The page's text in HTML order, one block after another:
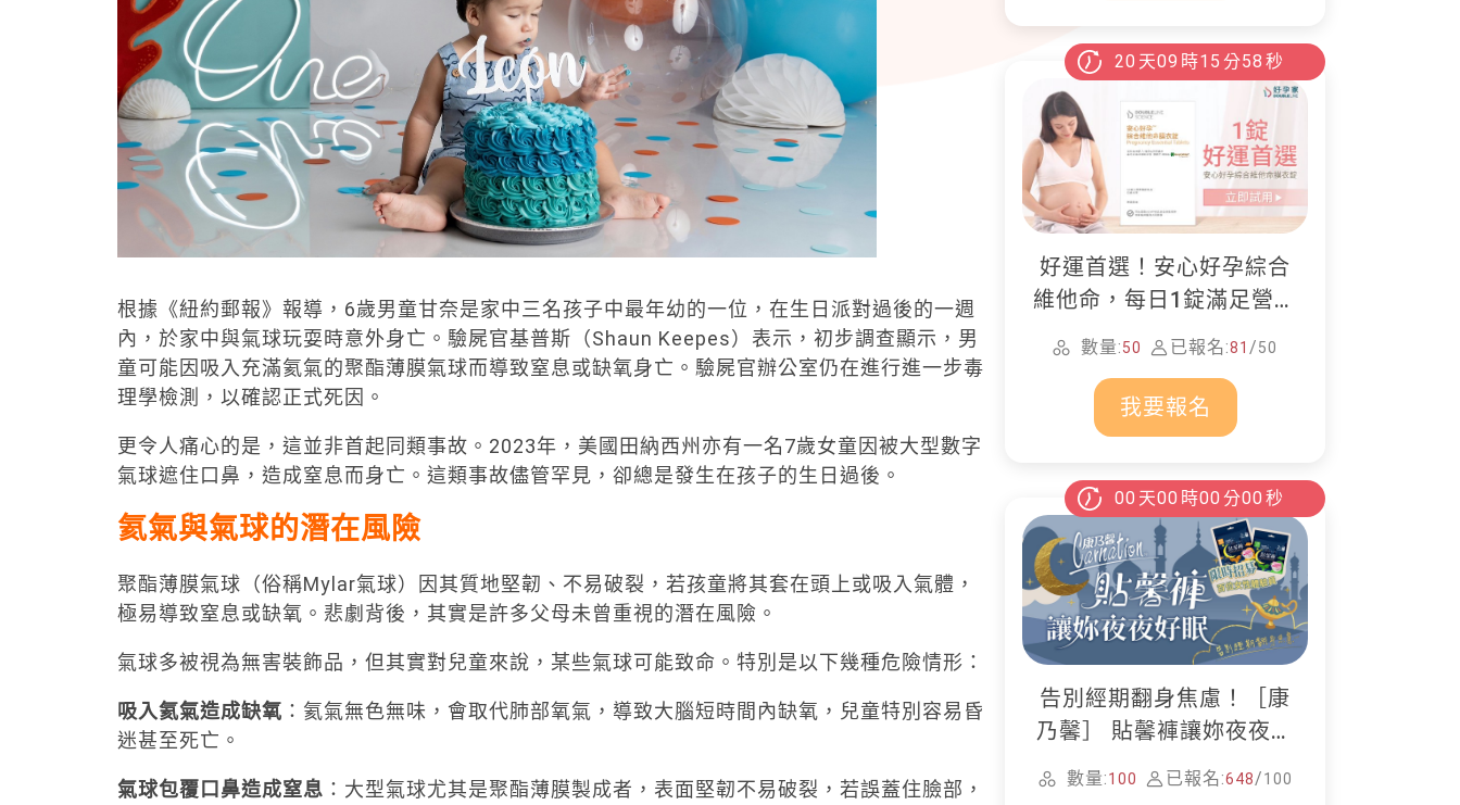
根據《紐約郵報》報導，6歲男童甘奈是家中三名孩子中最年幼的一位，在生日派對過後的一週
內，於家中與氣球玩耍時意外身亡。驗屍官基普斯（Shaun Keepes）表示，初步調查顯示，男
童可能因吸入充滿氦氣的聚酯薄膜氣球而導致窒息或缺氧身亡。驗屍官辦公室仍在進行進一步毒
理學檢測，以確認正式死因。
更令人痛心的是，這並非首起同類事故。2023年，美國田納西州亦有一名7歲女童因被大型數字
氣球遮住口鼻，造成窒息而身亡。這類事故儘管罕見，卻總是發生在孩子的生日過後。
氦氣與氣球的潛在風險
聚酯薄膜氣球（俗稱Mylar氣球）因其質地堅韌、不易破裂，若孩童將其套在頭上或吸入氣體，
極易導致窒息或缺氧。悲劇背後，其實是許多父母未曾重視的潛在風險。
氣球多被視為無害裝飾品，但其實對兒童來說，某些氣球可能致命。特別是以下幾種危險情形：
吸入氦氣造成缺氧 ：氦氣無色無味，會取代肺部氧氣，導致大腦短時間內缺氧，兒童特別容易昏
迷甚至死亡。
氣球包覆口鼻造成窒息 ：大型氣球尤其是聚酯薄膜製成者，表面堅韌不易破裂，若誤蓋住臉部，
20 天09 時15 分56 秒
好運首選！安心好孕綜合
維他命，每日1錠滿足營養
所需
數量:50 已報名:81 /50
我要報名
00 天00 時00 分00 秒
告別經期翻身焦慮！［康
乃馨］ 貼馨褲讓妳夜夜好
數量:100 已報名:648/100